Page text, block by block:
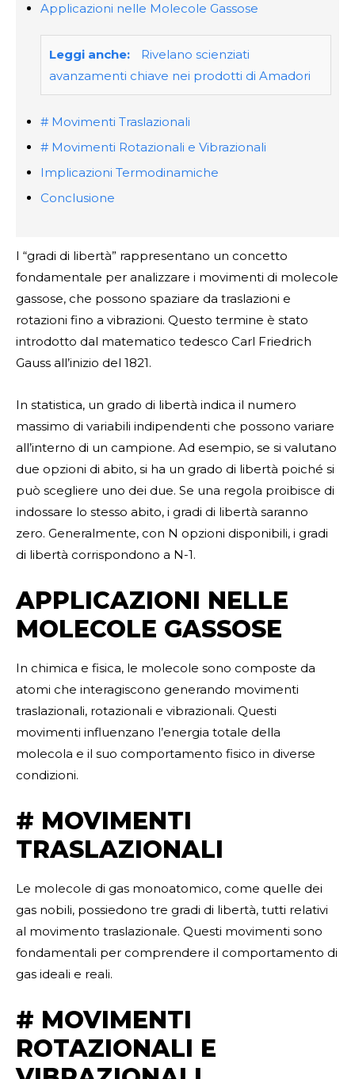
Applicazioni nelle Molecole Gassose
Leggi anche:
Rivelano scienziati
avanzamenti chiave nei prodotti di Amadori
# Movimenti Traslazionali
# Movimenti Rotazionali e Vibrazionali
Implicazioni Termodinamiche
Conclusione
I “gradi di libertà” rappresentano un concetto
fondamentale per analizzare i movimenti di molecole
gassose, che possono spaziare da traslazioni e
rotazioni fino a vibrazioni. Questo termine è stato
introdotto dal matematico tedesco Carl Friedrich
Gauss all’inizio del 1821.
In statistica, un grado di libertà indica il numero
massimo di variabili indipendenti che possono variare
all’interno di un campione. Ad esempio, se si valutano
due opzioni di abito, si ha un grado di libertà poiché si
può scegliere uno dei due. Se una regola proibisce di
indossare lo stesso abito, i gradi di libertà saranno
zero. Generalmente, con N opzioni disponibili, i gradi
di libertà corrispondono a N-1.
APPLICAZIONI NELLE
MOLECOLE GASSOSE
In chimica e fisica, le molecole sono composte da
atomi che interagiscono generando movimenti
traslazionali, rotazionali e vibrazionali. Questi
movimenti influenzano l’energia totale della
molecola e il suo comportamento fisico in diverse
condizioni.
# MOVIMENTI
TRASLAZIONALI
Le molecole di gas monoatomico, come quelle dei
gas nobili, possiedono tre gradi di libertà, tutti relativi
al movimento traslazionale. Questi movimenti sono
fondamentali per comprendere il comportamento di
gas ideali e reali.
# MOVIMENTI
ROTAZIONALI E